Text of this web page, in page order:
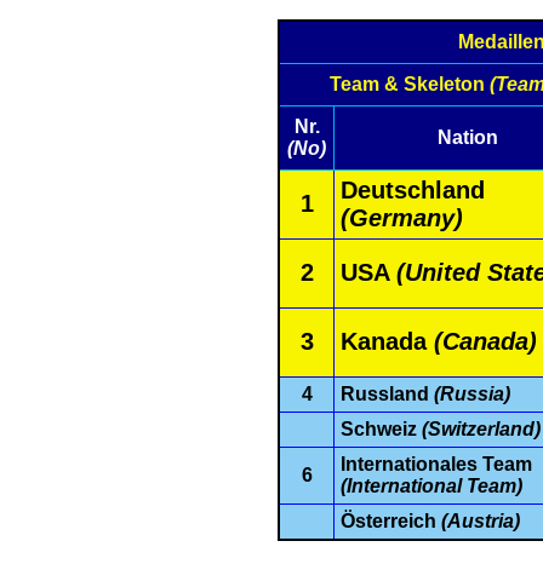
Team & Skeleton
Nr.
(No)
Nation
1
Deutschland
(Germany)
2 USA (United
3 Kanada (Canada)
4 Russland (Russia)
Schweiz (Switzerland)
6
Internationales Team
(International Team)
Österreich (Austria)